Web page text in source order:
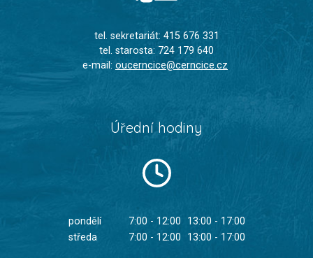
tel. sekretariát: 415 676 331
tel. starosta: 724 179 640
e-mail: oucerncice@cerncice.cz
Úřední hodiny
pondělí 7:00 - 12:00
13:00 - 17:00
středa
7:00 - 12:00 13:00 - 17:00